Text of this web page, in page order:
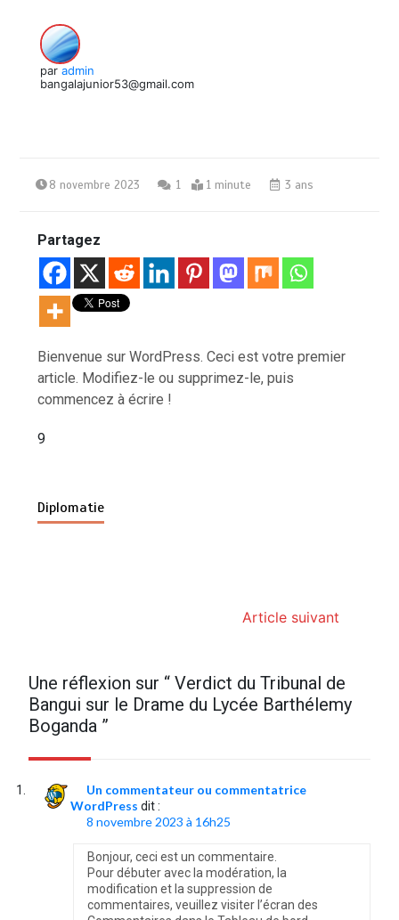
par admin
bangalajunior53@gmail.com
8 novembre 2023 1 1 minute 3 ans
Partagez
Bienvenue sur WordPress. Ceci est votre premier
article. Modifiez-le ou supprimez-le, puis
commencez à écrire !
9
Diplomatie
Article suivant
Une réflexion sur “Verdict du Tribunal de
Bangui sur le Drame du Lycée Barthélemy
Boganda ”
Un commentateur ou commentatrice
WordPress dit :
8 novembre 2023 à 16h25
Bonjour, ceci est un commentaire.
Pour débuter avec la modération, la
modification et la suppression de
commentaires, veuillez visiter l’écran des